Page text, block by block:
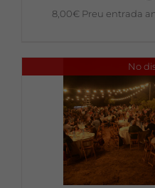
8,00€ Preu entrada
No